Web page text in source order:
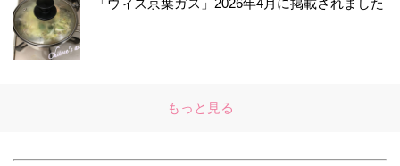
もっと見る